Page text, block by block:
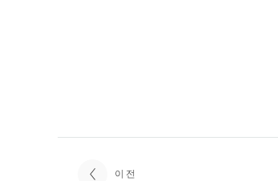
이전